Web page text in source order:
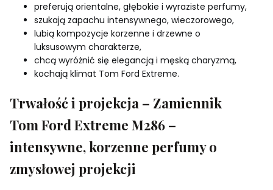
preferują orientalne, głębokie i wyraziste perfumy,
szukają zapachu intensywnego, wieczorowego,
lubią kompozycje korzenne i drzewne o
luksusowym charakterze,
chcą wyróżnić się elegancją i męską charyzmą,
kochają klimat Tom Ford Extreme.
Trwałość i projekcja – Zamiennik
Tom Ford Extreme M286 –
intensywne, korzenne perfumy o
zmysłowej projekcji